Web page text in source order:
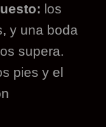
los
y una boda
supera.
pies y el